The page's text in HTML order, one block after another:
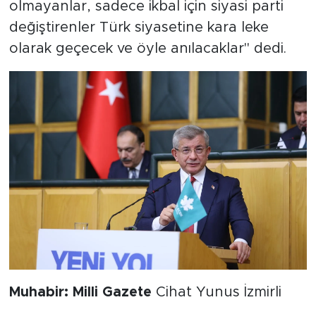
olmayanlar, sadece ikbal için siyasi parti
değiştirenler Türk siyasetine kara leke
olarak geçecek ve öyle anılacaklar" dedi.
Muhabir: Milli Gazete Cihat Yunus İzmirli